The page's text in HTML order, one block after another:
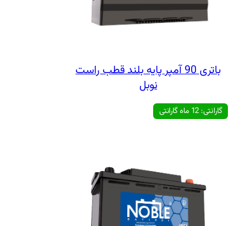
باتری 90 آمپر پایه بلند قطب راست
نوبل
گارانتی: 12 ماه گارانتی